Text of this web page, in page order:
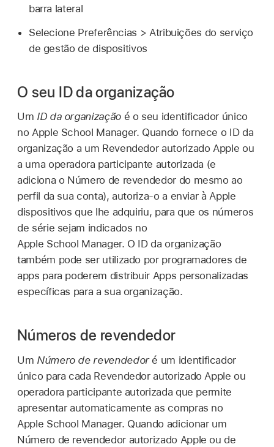
barra lateral
Selecione Preferências > Atribuições do serviço
de gestão de dispositivos
O seu ID da organização
Um ID da organizaçãoé o seu identificador único
no Apple School Manager. Quando fornece o ID da
organização a um Revendedor autorizado Apple ou
a uma operadora participante autorizada (e
adiciona o Número de revendedor do mesmo ao
perfil da sua conta), autoriza‑o a enviar à Apple
dispositivos que lhe adquiriu, para que os números
de série sejam indicados no
Apple School Manager. O ID da organização
também pode ser utilizado por programadores de
apps para poderem distribuir Apps personalizadas
específicas para a sua organização.
Números de revendedor
Um Número de revendedoré um identificador
único para cada Revendedor autorizado Apple ou
operadora participante autorizada que permite
apresentar automaticamente as compras no
Apple School Manager. Quando adicionar um
Número de revendedor autorizado Apple ou de